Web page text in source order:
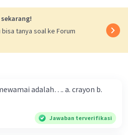
bisa tanya soal ke Forum
adalah…. a. crayon b.
Jawaban terverifikasi